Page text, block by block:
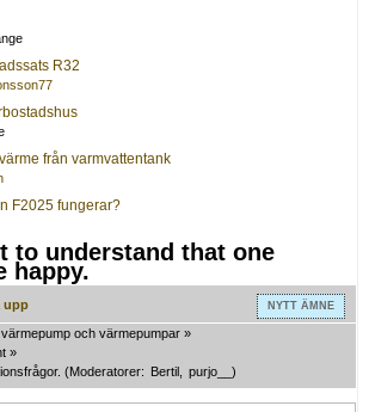
R32
från varmvattentank
F2025 fungerar?
to understand that one
happy.
NYTT ÄMNE
upp
och värmepumpar »
»
(Moderatorer: Bertil purjo__ )